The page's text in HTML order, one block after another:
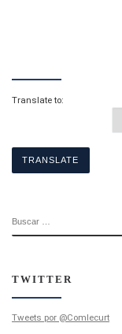
Translate to:
TWITTER
Tweets por @Comlecurt